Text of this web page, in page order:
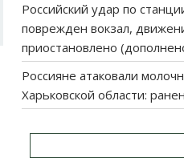
Российский удар по
поврежден вокзал,
приостановлено
Россияне атаковали
Харьковской области: